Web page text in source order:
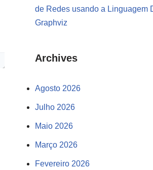
de Redes usando a Linguagem
Graphviz
Archives
Agosto 2026
Julho 2026
Maio 2026
Março 2026
Fevereiro 2026